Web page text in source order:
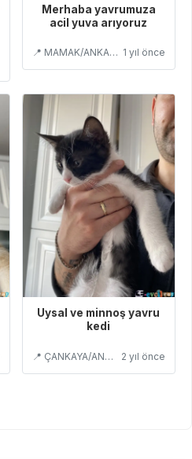
Merhaba yavrumuza
acil yuva arıyoruz
📍 MAMAK/ANKARA 1 yıl önce
Uysal ve minnoş yavru
kedi
📍 ÇANKAYA/ANKARA 2 yıl önce